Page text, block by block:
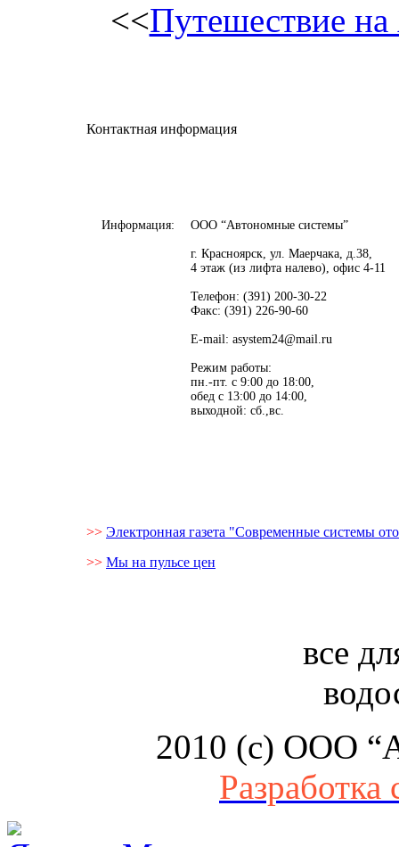
<<Путешествие
Контактная информация
Информация: ООО “Автономные системы”
г. Красноярск, ул. Маерчака, д.38,
4 этаж (из лифта налево), офис 4-11
Телефон: (391) 200-30-22
Факс: (391) 226-90-60
E-mail: asystem24@mail.ru
Режим работы:
пн.-пт. с 9:00 до 18:00,
обед с 13:00 до 14:00,
выходной: сб.,вс.
>> Электронная газета "Современные системы
>> Мы на пульсе цен
все
2010 (c) ООО